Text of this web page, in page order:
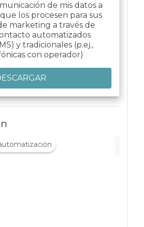
de mis datos a
los procesen para sus
marketing a través de
automatizados
y tradicionales (p.ej.,
con operador)